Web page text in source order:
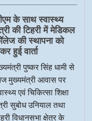
के साथ स्वास्थ्य
की टिहरी में मेडिकल
की स्थापना को
हुई वार्ता
पुष्कर सिंह धामी से
मुख्यमंत्री आवास पर
एवं चिकित्सा शिक्षा
सुबोध उनियाल तथा
विधानसभा क्षेत्र के